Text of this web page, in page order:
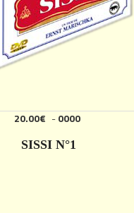
20.00€ -0000
SISSI N°1